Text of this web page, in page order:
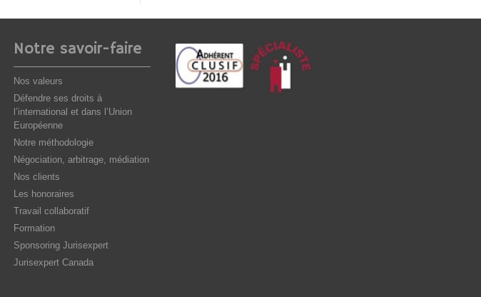
Notre savoir-faire
Nos valeurs
Défendre ses droits à
l’international et dans l’Union
Européenne
Notre méthodologie
Négociation, arbitrage, médiation
Nos clients
Les honoraires
Travail collaboratif
Formation
Sponsoring Jurisexpert
Jurisexpert Canada